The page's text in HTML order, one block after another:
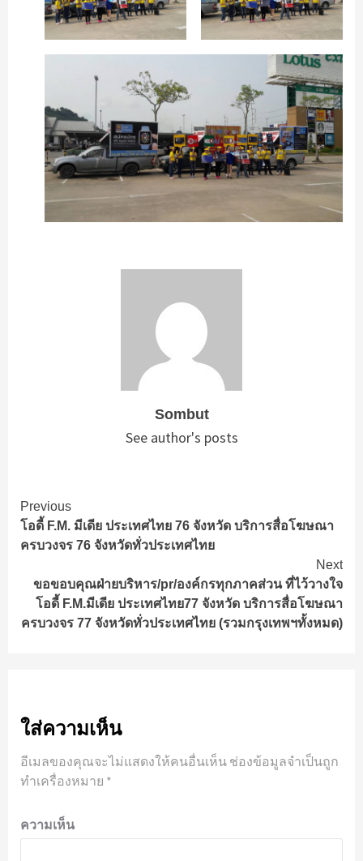
Sombut
See author's posts
Continue
Reading
Previous
โอดี้ F.M. มีเดีย ประเทศไทย 76 จังหวัด บริการสื่อโฆษณา
ครบวงจร 76 จังหวัดทั่วประเทศไทย
Next
ขอขอบคุณฝ่ายบริหาร/pr/องค์กรทุกภาคส่วน ที่ไว้วางใจ
โอดี้ F.M.มีเดีย ประเทศไทย77 จังหวัด บริการสื่อโฆษณา
ครบวงจร 77 จังหวัดทั่วประเทศไทย (รวมกรุงเทพฯทั้งหมด)
ใส่ความเห็น
อีเมลของคุณจะไม่แสดงให้คนอื่นเห็น ช่องข้อมูลจำเป็นถูก
ทำเครื่องหมาย *
ความเห็น